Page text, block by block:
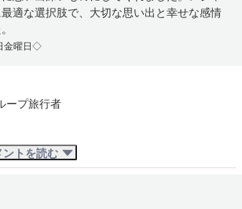
適な選択肢で、大切な思い出と幸せな感情
金曜日◇
ープ旅行者
トを読む